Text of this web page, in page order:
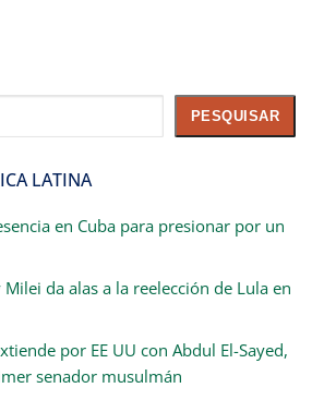
PESQUISAR
LATINA
en Cuba para presionar por un
da alas a la reelección de Lula en
por EE UU con Abdul El-Sayed,
senador musulmán